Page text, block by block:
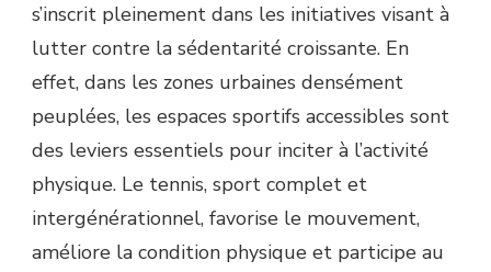
ELLE
LA
PRÉVENTION
LA
SÉDENTARITÉ
s’inscrit pleinement dans les initiatives visant à
lutter contre la sédentarité croissante. En
effet, dans les zones urbaines densément
peuplées, les espaces sportifs accessibles sont
des leviers essentiels pour inciter à l’activité
physique. Le tennis, sport complet et
intergénérationnel, favorise le mouvement,
améliore la condition physique et participe au